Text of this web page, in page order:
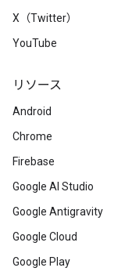
X（Twitter）
YouTube
リソース
Android
Chrome
Firebase
Google AI Studio
Google Antigravity
Google Cloud
Google Play